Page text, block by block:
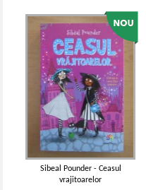
Sibeal Pounder - Ceasul
vrajitoarelor